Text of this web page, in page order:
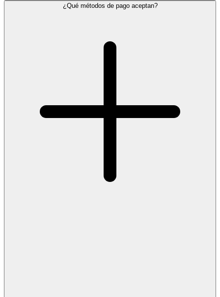
¿Qué métodos de pago aceptan?